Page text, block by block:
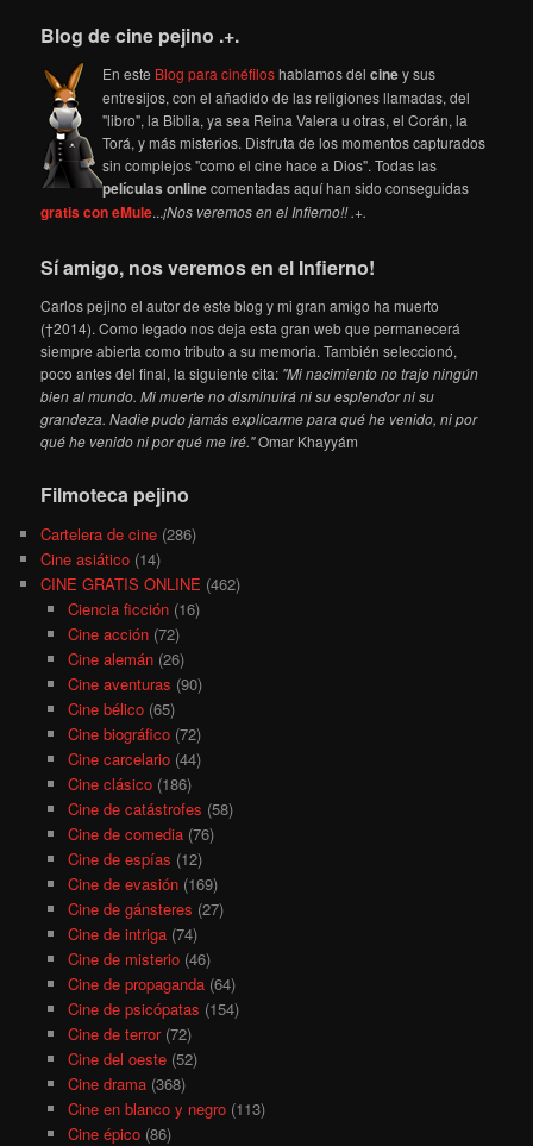
Blog de cine pejino .+.
En este Blog para cinéfiloshablamos delciney sus
entresijos, con el añadido de las religiones llamadas, del
"libro", la Biblia, ya sea Reina Valera u otras, el Corán, la
Torá, y más misterios. Disfruta de los momentos capturados
sin complejos "como el cine hace a Dios". Todas las
películas onlinecomentadas aquí han sido conseguidas
gratis con eMule...¡Nos veremos en el Infierno!! .+.
Sí amigo, nos veremos en el Infierno!
Carlos pejino el autor de este blog y mi gran amigo ha muerto
(†2014). Como legado nos deja esta gran web que permanecerá
siempre abierta como tributo a su memoria. También seleccionó,
poco antes del final, la siguiente cita: "Mi nacimiento no trajo ningún
bien al mundo. Mi muerte no disminuirá ni su esplendor ni su
grandeza. Nadie pudo jamás explicarme para qué he venido, ni por
qué he venido ni por qué me iré."Omar Khayyám
Filmoteca pejino
Cartelera de cine (286)
Cine asiático (14)
CINE GRATIS ONLINE (462)
Ciencia ficción(16)
Cine acción(72)
Cine alemán(26)
Cine aventuras (90)
Cine bélico(65)
Cine biográfico(72)
Cine carcelario(44)
Cine clásico(186)
Cine de catástrofes (58)
Cine de comedia(76)
Cine de espías (12)
Cine de evasión(169)
Cine de gánsteres (27)
Cine de intriga(74)
Cine de misterio(46)
Cine de propaganda(64)
Cine de psicópatas (154)
Cine de terror(72)
Cine del oeste(52)
Cine drama(368)
Cine en blanco y negro(113)
Cine épico(86)